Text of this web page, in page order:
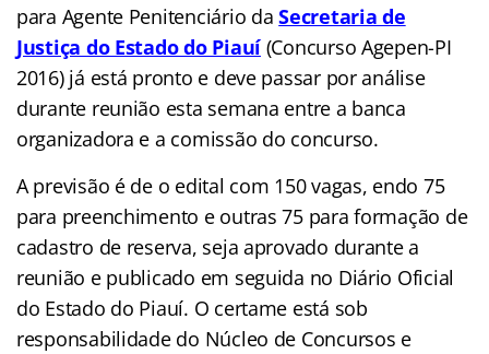
para Agente Penitenciário daSecretaria de
Justiça do Estado do Piauí(Concurso Agepen-PI
2016) já está pronto e deve passar por análise
durante reunião esta semana entre a banca
organizadora e a comissão do concurso.
A previsão é de o edital com 150 vagas, endo 75
para preenchimento e outras 75 para formação de
cadastro de reserva, seja aprovado durante a
reunião e publicado em seguida no Diário Oficial
do Estado do Piauí. O certame está sob
responsabilidade do Núcleo de Concursos e